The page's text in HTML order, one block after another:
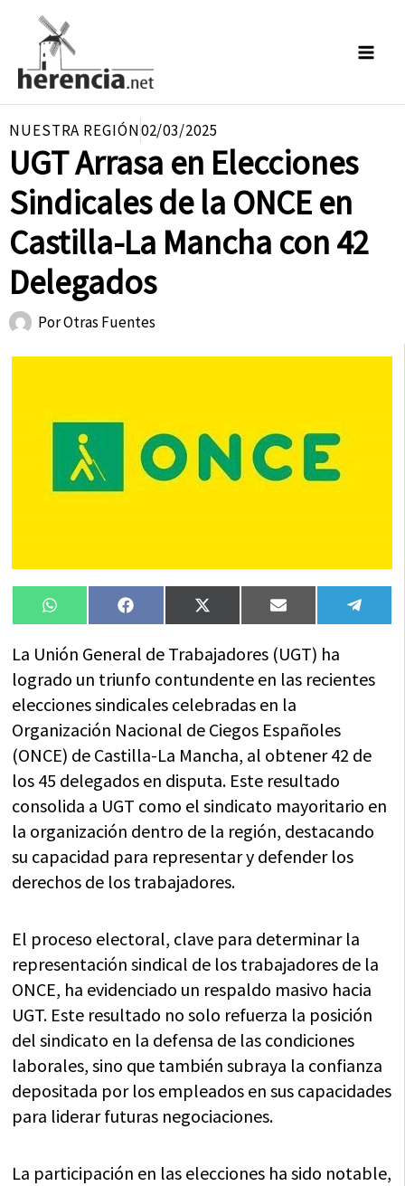
contenido
NUESTRA REGIÓN02/03/2025
UGT Arrasa en Elecciones
Sindicales de la ONCE en
Castilla-La Mancha con 42
Delegados
PorOtras Fuentes
Compartir
en
WhatsAppCompartir
en
FacebookCompartir
en
X
(Twitter)
Compartir
en
Email
en
La Unión General de Trabajadores (UGT) ha
logrado un triunfo contundente en las recientes
elecciones sindicales celebradas en la
Organización Nacional de Ciegos Españoles
(ONCE) de Castilla-La Mancha, al obtener 42 de
los 45 delegados en disputa. Este resultado
consolida a UGT como el sindicato mayoritario en
la organización dentro de la región, destacando
su capacidad para representar y defender los
derechos de los trabajadores.
El proceso electoral, clave para determinar la
representación sindical de los trabajadores de la
ONCE, ha evidenciado un respaldo masivo hacia
UGT. Este resultado no solo refuerza la posición
del sindicato en la defensa de las condiciones
laborales, sino que también subraya la confianza
depositada por los empleados en sus capacidades
para liderar futuras negociaciones.
La participación en las elecciones ha sido notable,